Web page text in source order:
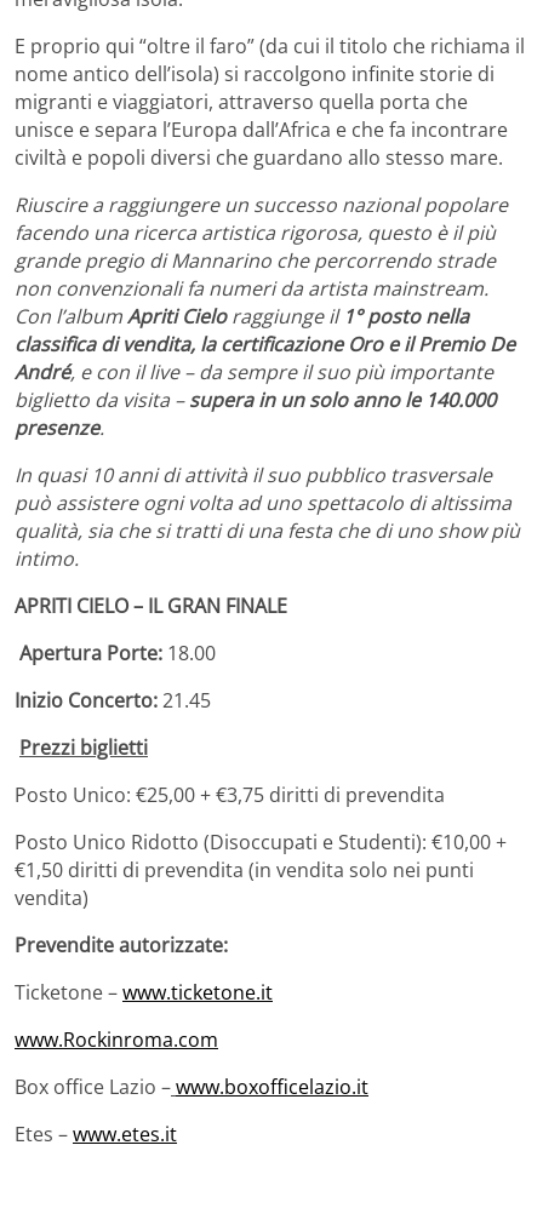
E proprio qui “oltre il faro” (da cui il titolo che richiama il
nome antico dell’isola) si raccolgono infinite storie di
migranti e viaggiatori, attraverso quella porta che
unisce e separa l’Europa dall’Africa e che fa incontrare
civiltà e popoli diversi che guardano allo stesso mare.
Riuscire a raggiungere un successo nazional popolare
facendo una ricerca artistica rigorosa, questo è il più
grande pregio di Mannarino che percorrendo strade
non convenzionali fa numeri da artista mainstream.
Con l’albumApriti Cieloraggiunge il1° posto nella
classifica di vendita, la certificazione Oro e il Premio De
André, e con il live – da sempre il suo più importante
biglietto da visita –supera in un solo anno le 140.000
presenze.
In quasi 10 anni di attività il suo pubblico trasversale
può assistere ogni volta ad uno spettacolo di altissima
qualità, sia che si tratti di una festa che di uno show più
intimo.
APRITI CIELO – IL GRAN FINALE
Apertura Porte: 18.00
Inizio Concerto:21.45
Prezzi biglietti
Posto Unico: €25,00 + €3,75 diritti di prevendita
Posto Unico Ridotto (Disoccupati e Studenti): €10,00 +
€1,50 diritti di prevendita (in vendita solo nei punti
vendita)
Prevendite autorizzate:
Ticketone –www.ticketone.it
www.Rockinroma.com
Box office Lazio –www.boxofficelazio.it
Etes –www.etes.it